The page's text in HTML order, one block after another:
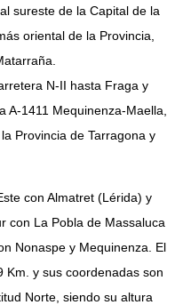
sureste de la Capital de la
oriental de la Provincia,
N-II hasta Fraga y
A-1411 Mequinenza-Maella,
Provincia de Tarragona y
con Almatret (Lérida) y
con La Pobla de Massaluca
Nonaspe y Mequinenza. El
Km. y sus coordenadas son
Norte, siendo su altura